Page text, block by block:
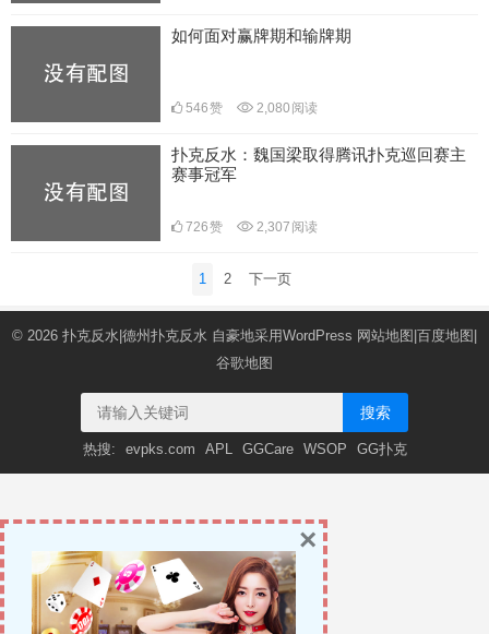
如何面对赢牌期和输牌期
546赞 2,080 阅读
扑克反水：魏国梁取得腾讯扑克巡回赛主
赛事冠军
726赞 2,307 阅读
1 2 下一页
© 2026 扑克反水|德州扑克反水 自豪地采用WordPress 网站地图 百度地图
谷歌地图
搜索
热搜: evpks.com APL GGCare WSOP GG扑克
×